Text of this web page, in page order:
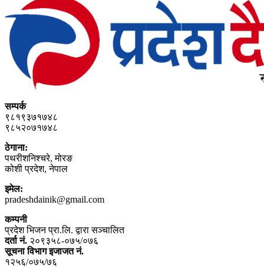
सम्पर्क
९८१९३७१७४८
९८५२०७१७४८
ठेगाना:
पथरीशनिश्‍चरे, मोरङ
कोशी प्रदेश, नेपाल
इमेल:
pradeshdainik@gmail.com
कम्पनी
प्रदेश भिजन प्रा.लि. द्वारा सञ्‍चालित
दर्ता नं. २०९३५८-०७५/०७६
सूचना विभाग इजाजत नं.
१२५६/०७५/७६